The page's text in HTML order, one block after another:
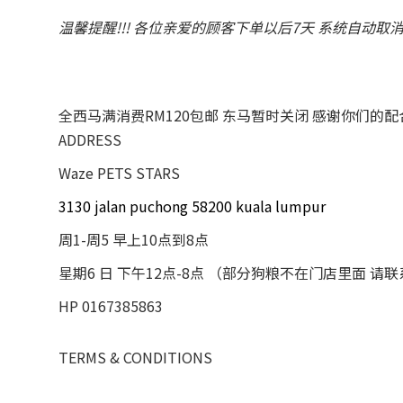
温馨提醒!!! 各位亲爱的顾客下单以后7天 系统自动取
全西马满消费RM120包邮 东马暂时关闭 感谢你们
ADDRESS
Waze PETS STARS
3130 jalan puchong 58200 kuala lumpur
周1-周5 早上10点到8点
星期6 日 下午12点-8点 （部分狗粮不在门店里面 请联
HP 0167385863
TERMS & CONDITIONS